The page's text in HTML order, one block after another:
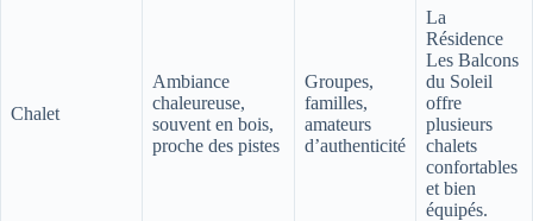
Chalet
Ambiance
chaleureuse,
souvent en bois,
proche des pistes
Groupes,
familles,
amateurs
d’authenticité
La
Résidence
Les Balcons
du Soleil
offre
plusieurs
chalets
confortables
et bien
équipés.